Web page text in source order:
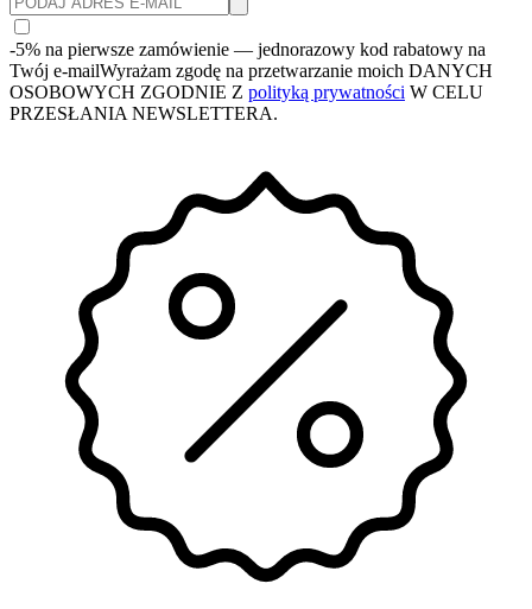
-5% na pierwsze zamówienie — jednorazowy kod rabatowy na
Twój e-mailWyrażam zgodę na przetwarzanie moich DANYCH
OSOBOWYCH ZGODNIE Z polityką prywatności W CELU
PRZESŁANIA NEWSLETTERA.